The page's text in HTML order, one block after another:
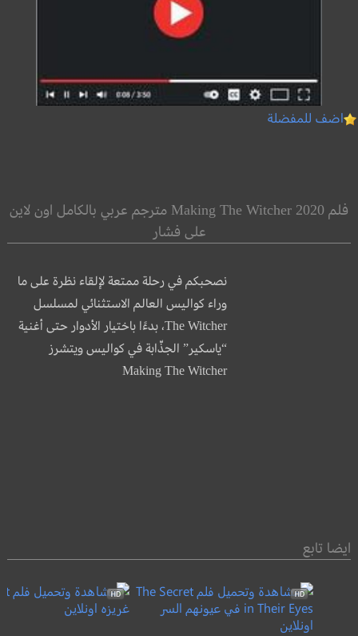
اضف للمفضلة
فلم Making The Witcher 2020 مترجم عربي بالكامل اون لاين
على فشار
نصحبكم في رحلة ممتعة لإلقاء نظرة على ما
وراء كواليس العالم الاستثنائي لمسلسل
The Witcher، بدءًا باختيار الأدوار حتى أغنية
“ياسكير” الجذّابة في كواليس ويتشرز
Making The Witcher
ايضا تابع